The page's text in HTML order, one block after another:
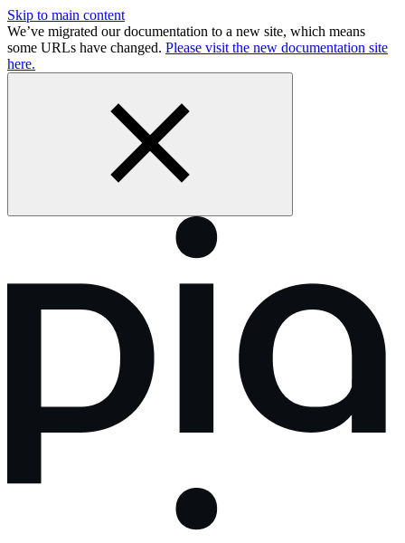
Skip to main content
We’ve migrated our documentation to a new site, which means
some URLs have changed. Please visit the new documentation site
here.